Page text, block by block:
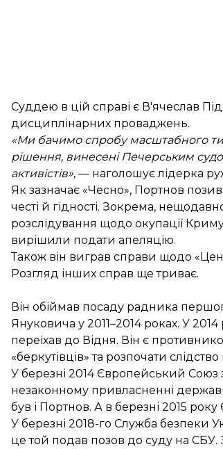
Суддею в цій справі є В'ячеслав
дисциплінарних проваджень.
«Ми бачимо спробу масштабного
рішення, винесені Печерським
активістів», — наголошує лідерка
Як зазначає «Чесно», Портнов
честі й гідності. Зокрема,
розслідування щодо окупації
вирішили подати апеляцію.
Також він виграв справи щодо
Розгляд інших справ ще триває.
Він обіймав посаду радника
Януковича у 2011–2014 роках. У
переїхав до Відня. Він є
«беркутівців» та розпочати
У березні 2014 Європейський Союз
незаконному привласненні
був і Портнов. А в березні 2015
У березні 2018-го Служба безпеки
це той подав позов до суду на СБУ.